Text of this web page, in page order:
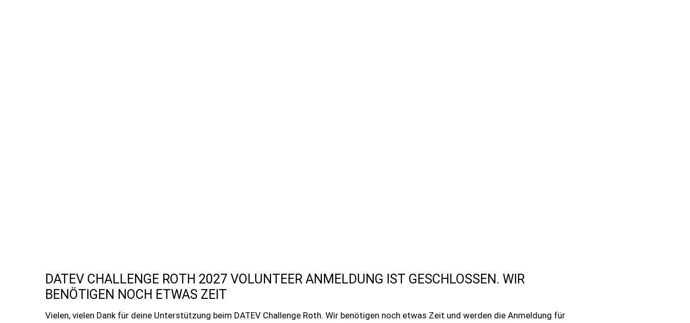
DATEV CHALLENGE ROTH 2027 VOLUNTEER ANMELDUNG IST GESCHLOSSEN. WIR
BENÖTIGEN NOCH ETWAS ZEIT
Vielen, vielen Dank für deine Unterstützung beim DATEV Challenge Roth. Wir benötigen noch etwas Zeit und werden die Anmeldung für